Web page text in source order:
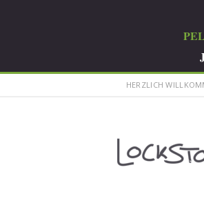
HERZLICH